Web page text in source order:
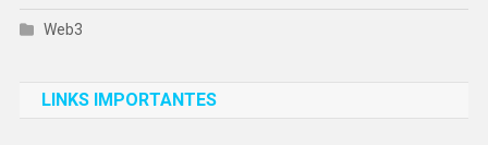
Web3
LINKS IMPORTANTES